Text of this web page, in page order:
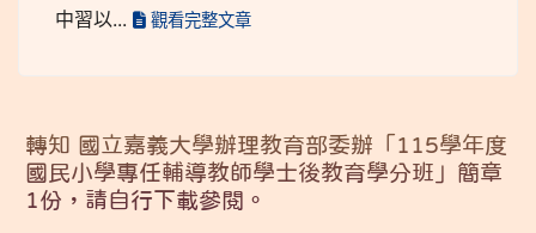
中習以...
觀看完整文章
轉知 國立嘉義大學辦理教育部委辦「115學年度
國民小學專任輔導教師學士後教育學分班」簡章
1份，請自行下載參閱。